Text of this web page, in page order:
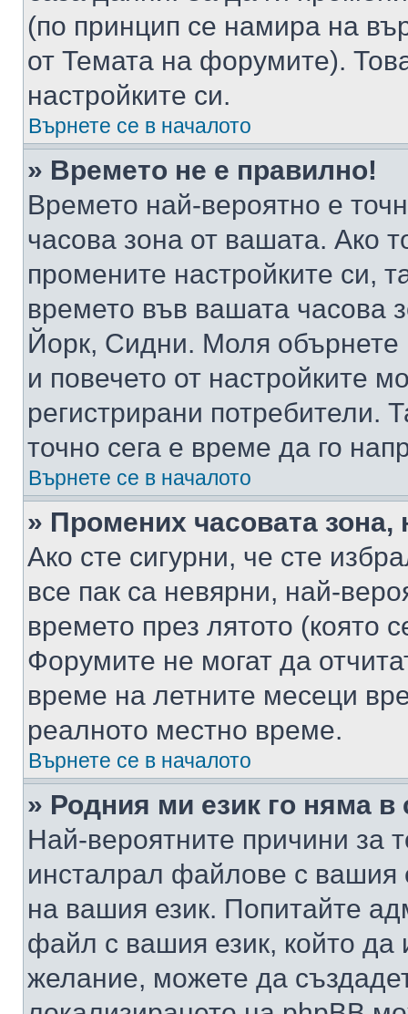
(по принцип се намира на
от Темата на форумите).
настройките си.
Върнете се в началото
» Времето не е правилно!
Времето най-вероятно е
часова зона от вашата. Ако
промените настройките си,
времето във вашата
Йорк, Сидни. Моля обърнете
и повечето от настройките
регистрирани потребители.
точно сега е време да го
Върнете се в началото
» Промених часовата
Ако сте сигурни, че сте
все пак са невярни, най-
времето през лятото (която
Форумите не могат да
време на летните месеци
реалното местно време.
Върнете се в началото
» Родния ми език го няма в
Най-вероятните причини за
инсталрал файлове с вашия
на вашия език. Попитайте
файл с вашия език, който да
желание, можете да